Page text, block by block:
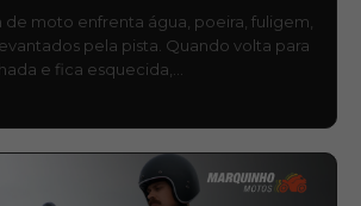
de moto enfrenta água, poeira, fuligem,
pela pista. Quando volta para
e fica esquecida,…